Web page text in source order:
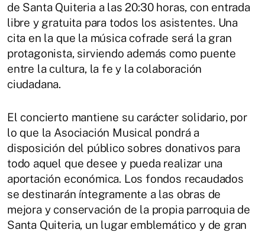
de Santa Quiteria a las 20:30 horas, con entrada
libre y gratuita para todos los asistentes. Una
cita en la que la música cofrade será la gran
protagonista, sirviendo además como puente
entre la cultura, la fe y la colaboración
ciudadana.
El concierto mantiene su carácter solidario, por
lo que la Asociación Musical pondrá a
disposición del público sobres donativos para
todo aquel que desee y pueda realizar una
aportación económica. Los fondos recaudados
se destinarán íntegramente a las obras de
mejora y conservación de la propia parroquia de
Santa Quiteria, un lugar emblemático y de gran